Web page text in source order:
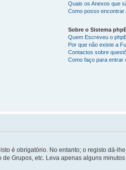
Quais os Anexos que
Como posso encontrar
Sobre o Sistema
Quem Escreveu o
Por que não existe a
Contactos sobre
Como faço para entrar
é obrigatório. No entanto; o registo dá-
Grupos, etc. Leva apenas alguns